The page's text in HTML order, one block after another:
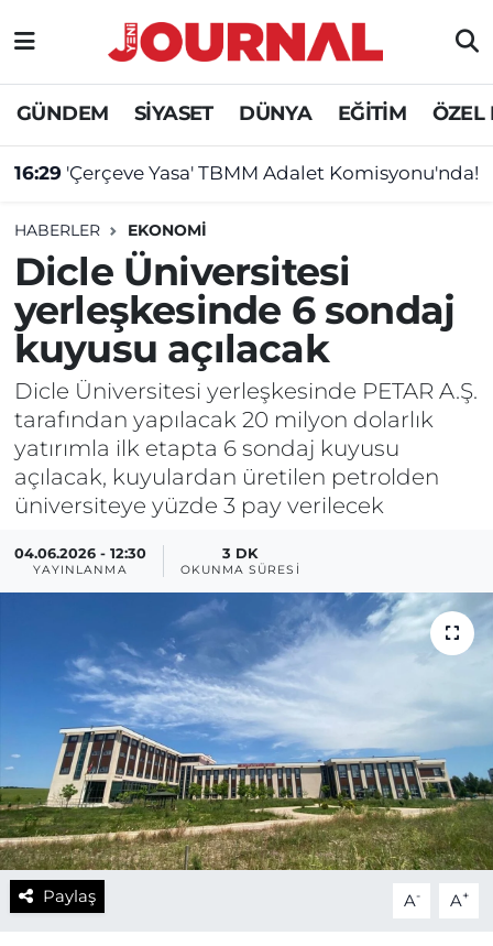
GÜNDEM SİYASET DÜNYA EĞİTİM ÖZEL
16:29 'Çerçeve Yasa' TBMM Adalet Komisyonu'nda!
HABERLER EKONOMİ
Dicle Üniversitesi
yerleşkesinde 6 sondaj
kuyusu açılacak
Dicle Üniversitesi yerleşkesinde PETAR A.Ş.
tarafından yapılacak 20 milyon dolarlık
yatırımla ilk etapta 6 sondaj kuyusu
açılacak, kuyulardan üretilen petrolden
üniversiteye yüzde 3 pay verilecek
04.06.2026 - 12:30
YAYINLANMA
3 DK
OKUNMA SÜRESI
Paylaş A- A+
GÜNDEM
SİYASET
DÜNYA
EĞİTİM
ÖZEL HABER
Nöbetçi Eczaneler
Hava Durumu
Süper Lig Puan Durumu ve Fikstür
Tüm Manşetler
Son Dakika Haberleri
Haber Arşivi